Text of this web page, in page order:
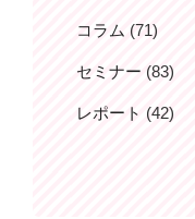
コラム (71)
セミナー (83)
レポート (42)